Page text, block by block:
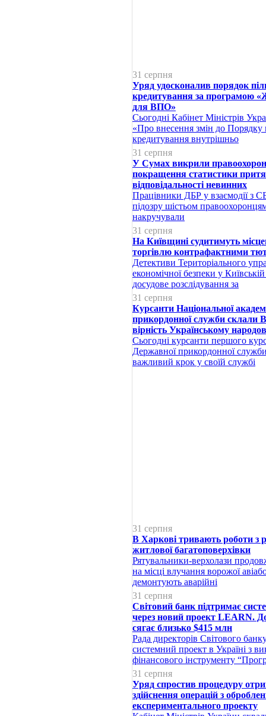
31 серпня
Уряд удосконалив порядок
кредитування за програмою
для ВПО»
Сьогодні Кабінет Міністрів
«Про внесення змін до Порядку
кредитування внутрішньо
31 серпня
У Сумах викрили
покращення статистики
відповідальності невинних
Працівники ДБР у взаємодії з
підозру шістьом
накручували
31 серпня
На Київщині судитимуть
торгівлю контрафактними
Детективи Територіального
економічної безпеки у
досудове розслідування за
31 серпня
Курсанти Національної
прикордонної служби склали
вірність Українському
Сьогодні курсанти першого
Державної прикордонної
важливий крок у своїй службі
31 серпня
В Харкові тривають роботи з
житлової багатоповерхівки
Рятувальники-верхолази
на місці влучання ворожої
демонтують аварійні
31 серпня
Світовий банк підтримає
через новий проект LEARN.
сягає близько $415 млн
Рада директорів Світового
системний проект в Україні з
фінансового інструменту
31 серпня
Уряд спростив процедуру
здійснення операцій з
експериментального проекту